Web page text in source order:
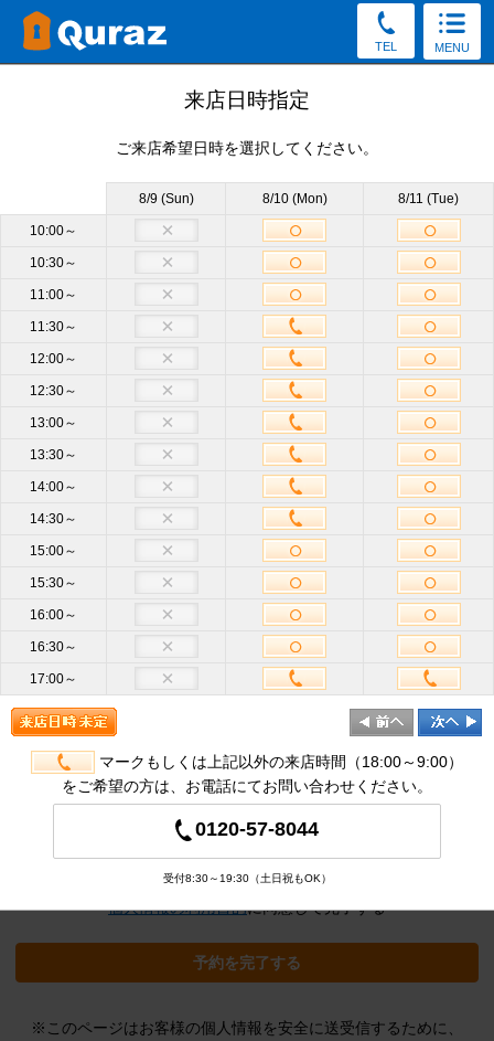
TEL MENU
見学予約
キャンセルOK）
お電話でもご質問・ご来店予約を承っております。
0120-57-8044
受付8:30～19:30（土日祝もOK）
サイズ 他のサイズも見学OK
来店日時 来店日時選択
須
携帯電話
ハイフン不要
メールア
ドレス必
須
半角英数
※クリックすると追加の項目が表示され
来店日時指定
ご来店希望日時を選択してください。
8/9 (Sun) 8/10 (Mon) 8/11 (Tue)
10:00～
10:30～
11:00～
11:30～
12:00～
12:30～
13:00～
13:30～
14:00～
14:30～
15:00～
15:30～
16:00～
16:30～
17:00～
マークもしくは上記以外の来店時間（18:00～9:00）
をご希望の方は、お電話にてお問い合わせください。
0120-57-8044
受付8:30～19:30（土日祝もOK）
個人情報の利用目的に同意して完了する
予約を完了する
※このページはお客様の個人情報を安全に送受信するために、